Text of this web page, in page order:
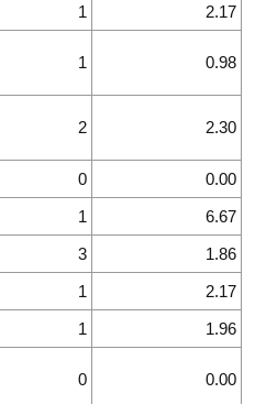
1
2.17
1 0.98
2 2.30
0
0.00
1
6.67
3
1.86
1
2.17
1
1.96
0 0.00